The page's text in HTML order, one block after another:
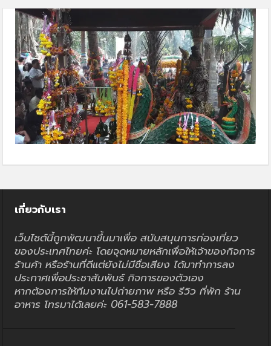
เกี่ยวกับเรา
เว็บไซต์นี้ถูกพัฒนาขึ้นมาเพื่อ สนับสนุนการท่องเที่ยว
ของประเทศไทยค่ะ โดยจุดหมายหลักเพื่อให้เจ้าของกิจการ
ร้านค้า หรือร้านที่ดีแต่ยังไม่มีชื่อเสียง ได้มาทำการลง
ประกาศเพื่อประชาสัมพันธ์ กิจการของตัวเอง
หากต้องการให้ทีมงานไปถ่ายภาพ หรือ รีวิว ที่พัก ร้าน
อาหาร โทรมาได้เลยค่ะ 061-583-7888